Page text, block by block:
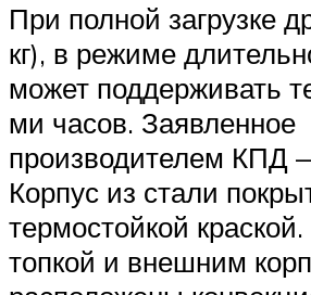
При полной загрузке
кг), в режиме
может поддерживать
ми часов. Заявленное
производителем КПД
Корпус из стали
термостойкой
топкой и внешним